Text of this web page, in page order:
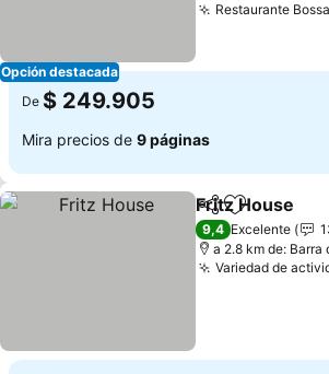
Opción destacada
Restaurante
De $ 249.905
Mira precios de 9 páginas
CompartirAgregar a
Fritz House
9,4 Excelente
a 2.8 km de: Barra
Variedad de